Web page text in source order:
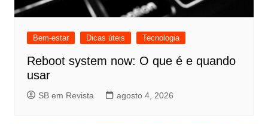
Bem-estar Dicas úteis Tecnologia
Reboot system now: O que é e quando
usar
SB em Revista agosto 4, 2026